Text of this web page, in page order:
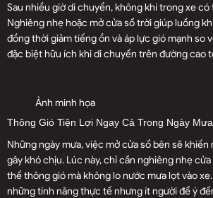
Sau nhiều giờ di chuyển, không khí trong xe
Nghiêng nhẹ hoặc mở cửa sổ trời giúp luồng
đồng thời giảm tiếng ồn và áp lực gió mạnh so
đặc biệt hữu ích khi di chuyển trên đường cao
Ảnh minh họa
Thông Gió Tiện Lợi Ngay Cả Trong Ngày Mưa
Những ngày mưa, việc mở cửa sổ bên sẽ
gây khó chịu. Lúc này, chỉ cần nghiêng nhẹ
thể thông gió mà không lo nước mưa lọt vào
những tính năng thực tế nhưng ít người để ý